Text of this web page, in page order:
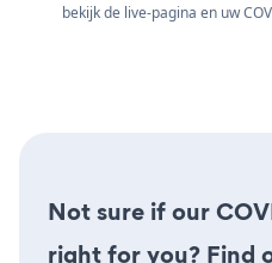
bekijk de live-pagina en uw
Not sure if our
right for you? Find